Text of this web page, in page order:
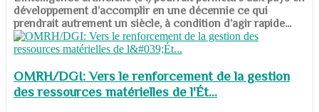
développement d’accomplir en une décennie ce qui
prendrait autrement un siècle, à condition d’agir rapide...
OMRH/DGI: Vers le renforcement de la gestion
des ressources matérielles de l'Ét...